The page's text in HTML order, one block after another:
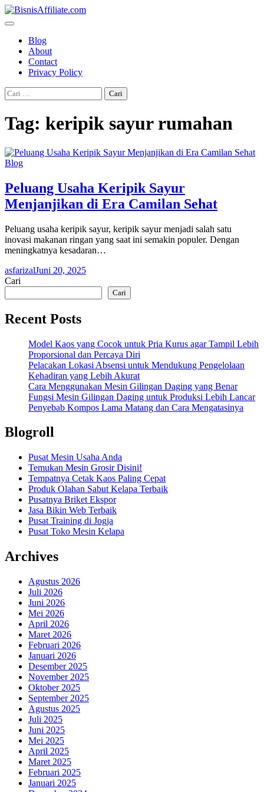
Skip
to
Blog
About
Contact
Privacy Policy
Cari
untuk:
Tag: keripik sayur rumahan
Blog
Peluang Usaha Keripik Sayur
Menjanjikan di Era Camilan Sehat
Peluang usaha keripik sayur, keripik sayur menjadi salah satu
inovasi makanan ringan yang saat ini semakin populer. Dengan
meningkatnya kesadaran…
asfarizalJuni 20, 2025
Cari
Cari
Recent Posts
Model Kaos yang Cocok untuk Pria Kurus agar Tampil Lebih
Proporsional dan Percaya Diri
Pelacakan Lokasi Absensi untuk Mendukung Pengelolaan
Kehadiran yang Lebih Akurat
Cara Menggunakan Mesin Gilingan Daging yang Benar
Fungsi Mesin Gilingan Daging untuk Produksi Lebih Lancar
Penyebab Kompos Lama Matang dan Cara Mengatasinya
Blogroll
Pusat Mesin Usaha Anda
Temukan Mesin Grosir Disini!
Tempatnya Cetak Kaos Paling Cepat
Produk Olahan Sabut Kelapa Terbaik
Pusatnya Briket Ekspor
Jasa Bikin Web Terbaik
Pusat Training di Jogja
Pusat Toko Mesin Kelapa
Archives
Agustus 2026
Juli 2026
Juni 2026
Mei 2026
April 2026
Maret 2026
Februari 2026
Januari 2026
Desember 2025
November 2025
Oktober 2025
September 2025
Agustus 2025
Juli 2025
Juni 2025
Mei 2025
April 2025
Maret 2025
Februari 2025
Januari 2025